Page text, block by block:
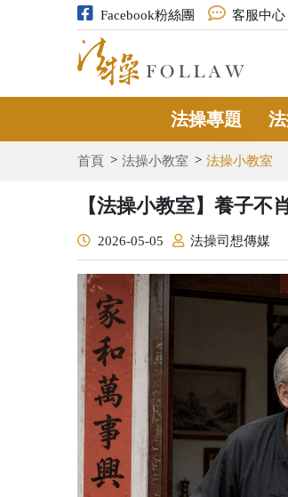
Facebook粉絲團 客服中心
法操專題
首頁 法操小教室 法操小教室
【法操小教室】養子
2026-05-05 法操司想傳媒